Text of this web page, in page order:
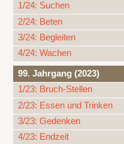
1/24: Suchen
2/24: Beten
3/24: Begleiten
4/24: Wachen
99. Jahrgang (2023)
1/23: Bruch-Stellen
2/23: Essen und Trinken
3/23: Gedenken
4/23: Endzeit